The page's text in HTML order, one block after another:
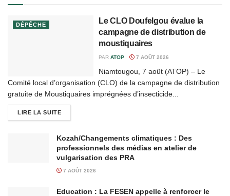
DÉPÊCHE
Le CLO Doufelgou évalue la
campagne de distribution de
moustiquaires
PAR ATOP 7 AOÛT 2026
Niamtougou, 7 août (ATOP) – Le
Comité local d’organisation (CLO) de la campagne de distribution
gratuite de Moustiquaires imprégnées d’insecticide...
LIRE LA SUITE
Kozah/Changements climatiques : Des
professionnels des médias en atelier de
vulgarisation des PRA
7 AOÛT 2026
Education : La FESEN appelle à renforcer le